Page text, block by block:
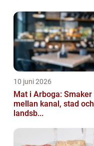
10 juni 2026
Mat i Arboga: Smaker
mellan kanal, stad och
landsb...